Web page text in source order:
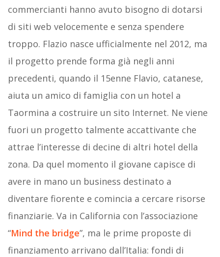
commercianti hanno avuto bisogno di dotarsi
di siti web velocemente e senza spendere
troppo. Flazio nasce ufficialmente nel 2012, ma
il progetto prende forma già negli anni
precedenti, quando il 15enne Flavio, catanese,
aiuta un amico di famiglia con un hotel a
Taormina a costruire un sito Internet. Ne viene
fuori un progetto talmente accattivante che
attrae l’interesse di decine di altri hotel della
zona. Da quel momento il giovane capisce di
avere in mano un business destinato a
diventare fiorente e comincia a cercare risorse
finanziarie. Va in California con l’associazione
“Mind the bridge”, ma le prime proposte di
finanziamento arrivano dall’Italia: fondi di